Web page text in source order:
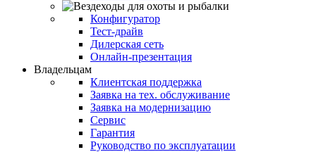
Конфигуратор
Тест-драйв
Дилерская сеть
Онлайн-презентация
Владельцам
Клиентская поддержка
Заявка на тех. обслуживание
Заявка на модернизацию
Сервис
Гарантия
Руководство по эксплуатации